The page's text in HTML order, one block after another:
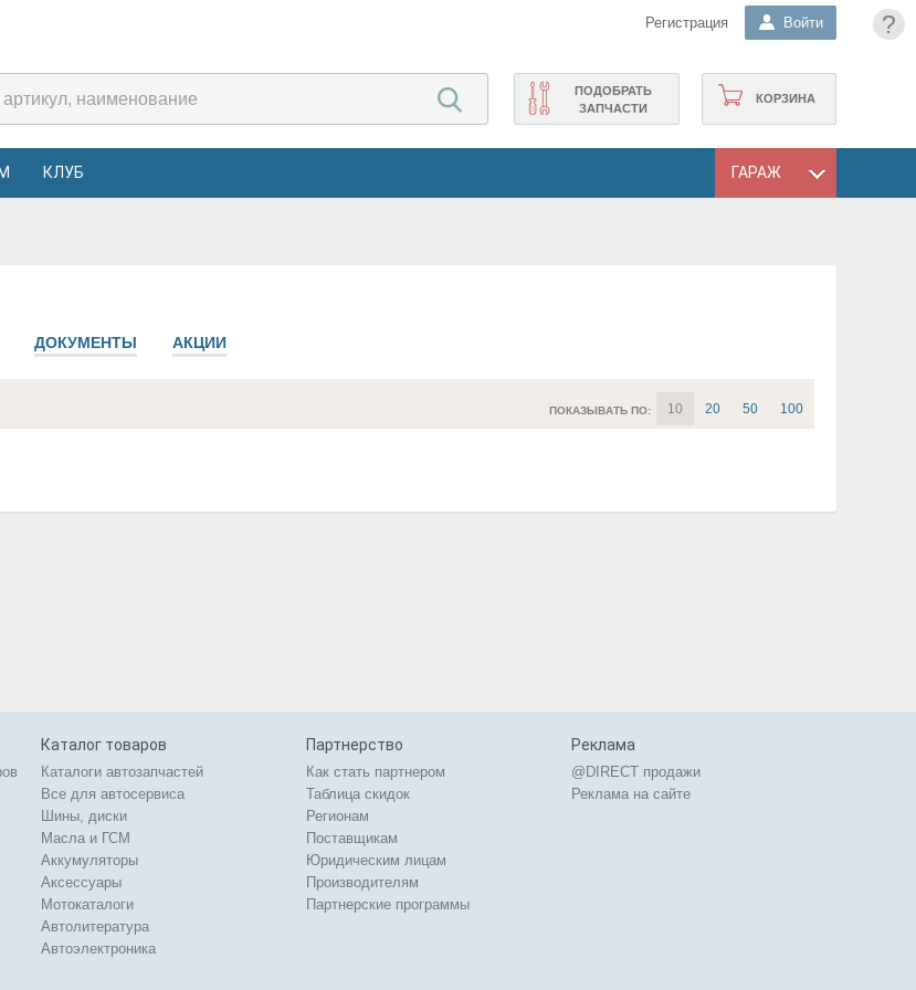
?
Регистрация Войти
КОРЗИНА
ПОДОБРАТЬ
ЗАПЧАСТИ
КЛУБ ГАРАЖ
ДОКУМЕНТЫ АКЦИИ
ПОКАЗЫВАТЬ ПО: 10 20 50 100
Каталог товаров
Каталоги автозапчастей
Все для автосервиса
Шины, диски
Масла и ГСМ
Аккумуляторы
Аксессуары
Мотокаталоги
Автолитература
Автоэлектроника
Партнерство
Как стать партнером
Таблица скидок
Регионам
Поставщикам
Юридическим лицам
Производителям
Партнерские программы
Реклама
@DIRECT продажи
Реклама на сайте